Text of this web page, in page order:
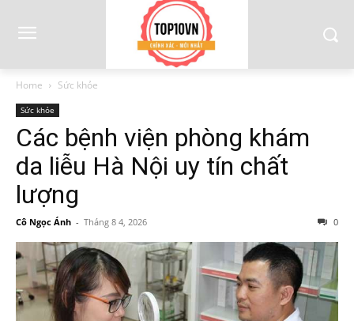
Home Sức khỏe
Sức khỏe
Các bệnh viện phòng khám
da liễu Hà Nội uy tín chất
lượng
Cô Ngọc Ánh - Tháng 8 4, 2026 0